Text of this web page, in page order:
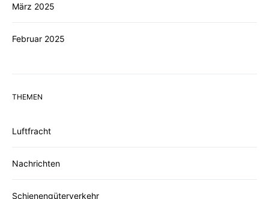
März 2025
Februar 2025
THEMEN
Luftfracht
Nachrichten
Schienengüterverkehr